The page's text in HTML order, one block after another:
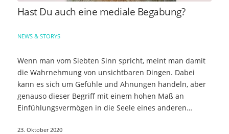
Hast Du auch eine mediale Begabung?
NEWS & STORYS
Wenn man vom Siebten Sinn spricht, meint man damit
die Wahrnehmung von unsichtbaren Dingen. Dabei
kann es sich um Gefühle und Ahnungen handeln, aber
genauso dieser Begriff mit einem hohen Maß an
Einfühlungsvermögen in die Seele eines anderen…
23. Oktober 2020